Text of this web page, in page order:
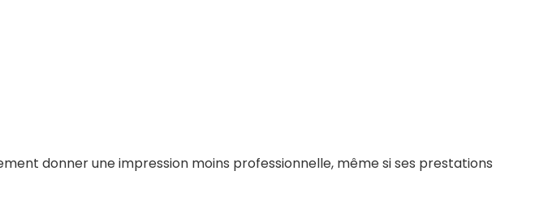
donner une impression moins professionnelle, même si ses prestations